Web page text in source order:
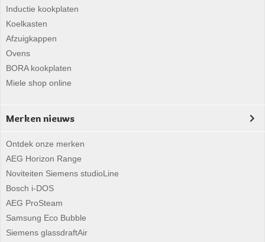
Inductie kookplaten
Koelkasten
Afzuigkappen
Ovens
BORA kookplaten
Miele shop online
Merken nieuws
Ontdek onze merken
AEG Horizon Range
Noviteiten Siemens studioLine
Bosch i-DOS
AEG ProSteam
Samsung Eco Bubble
Siemens glassdraftAir